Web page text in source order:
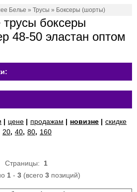
Белье » Трусы » Боксеры (шорты)
боксеры
48-50 эластан оптом
| цене | продажам | новизне | скидке
20, 40, 80, 160
Страницы: 1
1- 3(всего 3позиций)